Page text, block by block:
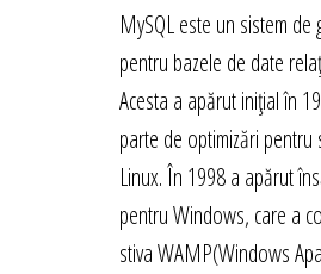
MySQL este un sistem de
pentru bazele de date
Acesta a apărut inițial în
parte de optimizări pentru
Linux. În 1998 a apărut
pentru Windows, care a
stiva WAMP(Windows